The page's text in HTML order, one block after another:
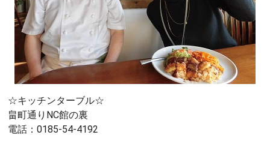
☆キッチンターブル☆
畠町通りNC館の裏
電話：0185-54-4192